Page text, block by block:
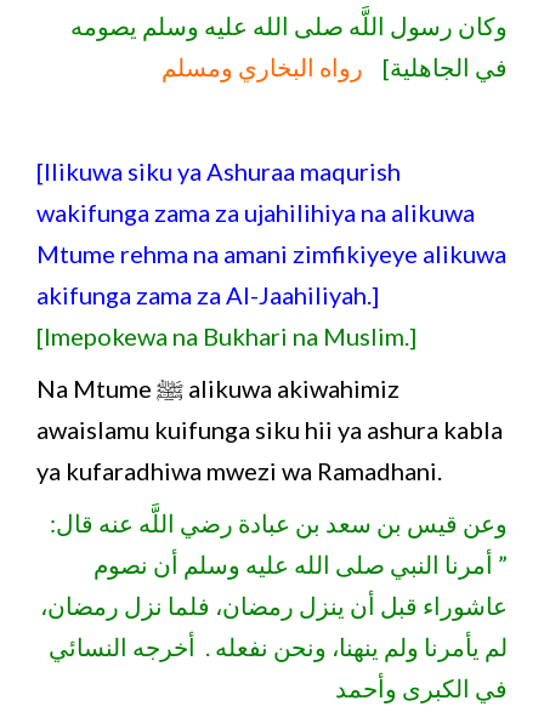
وكان رسول اللَّه صلى الله عليه وسلم يصومه
في الجاهلية] رواه البخاري ومسلم
[Ilikuwa siku ya Ashuraa maqurish
wakifunga zama za ujahilihiya na alikuwa
Mtume rehma na amani zimfikiyeye alikuwa
akifunga zama za Al-Jaahiliyah.]
[Imepokewa na Bukhari na Muslim.]
Na Mtume ﷺ alikuwa akiwahimiz
awaislamu kuifunga siku hii ya ashura kabla
ya kufaradhiwa mwezi wa Ramadhani.
وعن قيس بن سعد بن عبادة رضي اللَّه عنه قال:
” أمرنا النبي صلى الله عليه وسلم أن نصوم
عاشوراء قبل أن ينزل رمضان، فلما نزل رمضان،
لم يأمرنا ولم ينهنا، ونحن نفعله . أخرجه النسائي
في الكبرى وأحمد